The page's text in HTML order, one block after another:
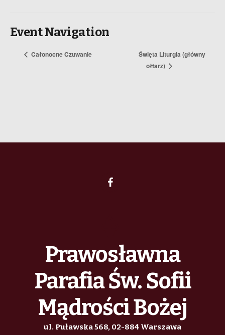
Event Navigation
Całonocne Czuwanie
Święta Liturgia (główny
ołtarz)
Prawosławna
Parafia Św. Sofii
Mądrości Bożej
ul. Puławska 568, 02-884 Warszawa